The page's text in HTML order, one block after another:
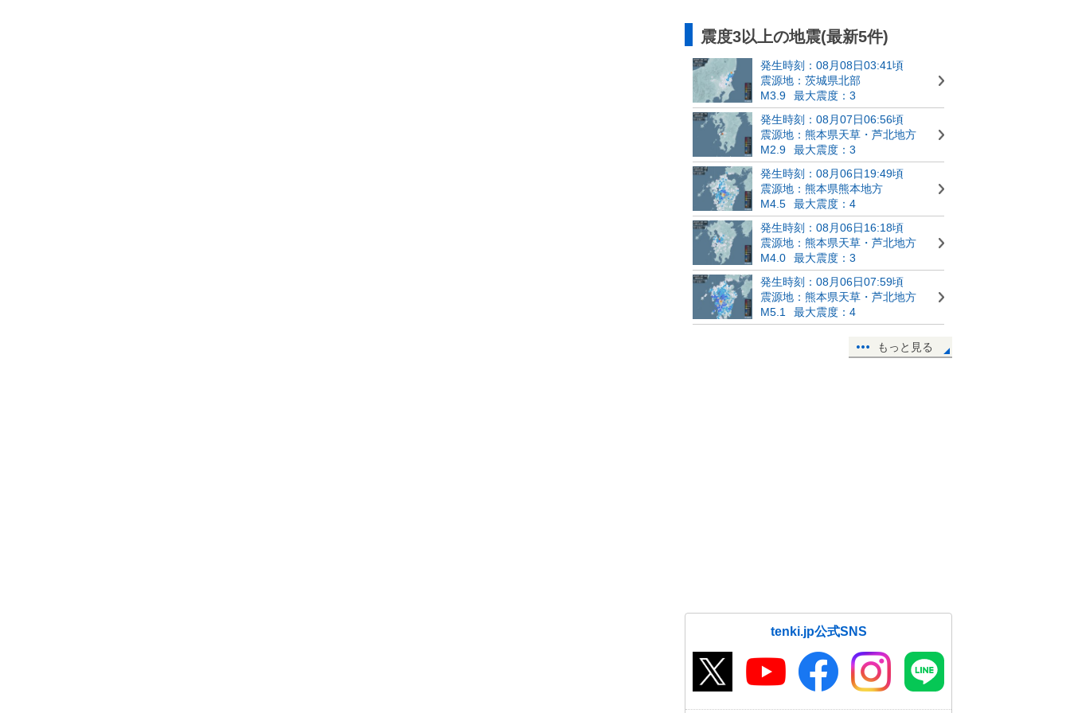
震度3以上の地震(最新5件)
発生時刻：08月08日03:41頃
震源地：茨城県北部
M3.9
最大震度：3
発生時刻：08月07日06:56頃
震源地：熊本県天草・芦北地方
M2.9
最大震度：3
発生時刻：08月06日19:49頃
震源地：熊本県熊本地方
M4.5
最大震度：4
発生時刻：08月06日16:18頃
震源地：熊本県天草・芦北地方
M4.0
最大震度：3
発生時刻：08月06日07:59頃
震源地：熊本県天草・芦北地方
M5.1
最大震度：4
もっと見る
tenki.jp公式SNS